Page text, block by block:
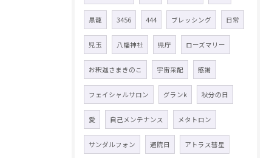
黒龍 3456 444 ブレッシング 日常
児玉 八幡神社 県庁 ローズマリー
お釈迦さまきのこ 宇宙采配 感謝
フェイシャルサロン グランk 秋分の日
愛 自己メンテナンス メタトロン
サンダルフォン 通院日 アトラス彗星